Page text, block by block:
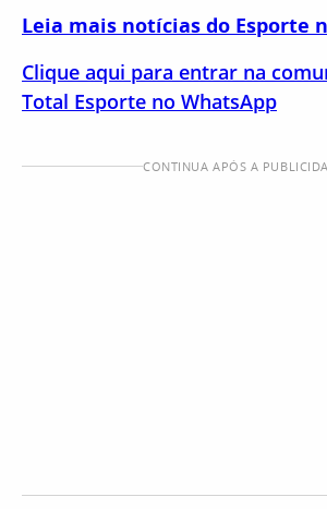
Leia mais notícias do Esporte
Clique aqui para entrar na
Total Esporte no WhatsApp
CONTINUA APÓS A